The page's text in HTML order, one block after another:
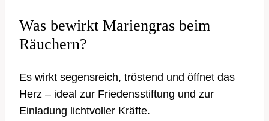
Was bewirkt Mariengras beim
Räuchern?
Es wirkt segensreich, tröstend und öffnet das
Herz – ideal zur Friedensstiftung und zur
Einladung lichtvoller Kräfte.